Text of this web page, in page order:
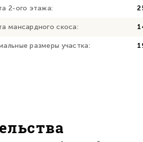
2-ого этажа:
мансардного скоса:
размеры участка: